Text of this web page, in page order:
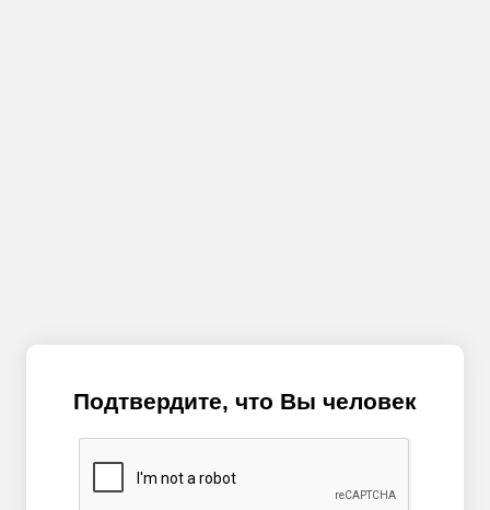
Подтвердите, что Вы человек